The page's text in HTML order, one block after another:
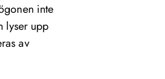
inte
lyser upp
av